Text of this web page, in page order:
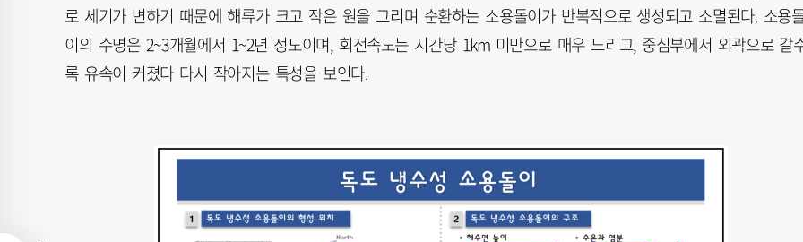
로 세기가 변하기 때문에 해류가 크고 작은 원을 그리며 순환하는 소용돌이가 반복적으로 생성되고 소멸된다. 소용
이의 수명은 2~3개월에서 1~2년 정도이며, 회전속도는 시간당 1km 미만으로 매우 느리고, 중심부에서 외곽으로 갈
록 유속이 커졌다 다시 작아지는 특성을 보인다.